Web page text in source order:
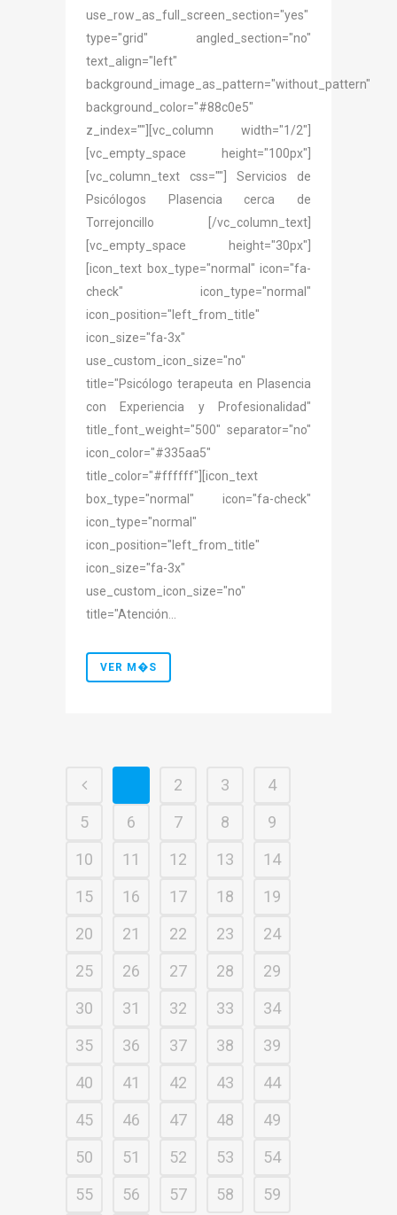
use_row_as_full_screen_section="yes"
type="grid" angled_section="no"
text_align="left"
background_image_as_pattern="without_pattern"
background_color="#88c0e5"
z_index=""][vc_column width="1/2"]
[vc_empty_space height="100px"]
[vc_column_text css=""] Servicios de
Psicólogos Plasencia cerca de
Torrejoncillo [/vc_column_text]
[vc_empty_space height="30px"]
[icon_text box_type="normal" icon="fa-
check" icon_type="normal"
icon_position="left_from_title"
icon_size="fa-3x"
use_custom_icon_size="no"
title="Psicólogo terapeuta en Plasencia
con Experiencia y Profesionalidad"
title_font_weight="500" separator="no"
icon_color="#335aa5"
title_color="#ffffff"][icon_text
box_type="normal" icon="fa-check"
icon_type="normal"
icon_position="left_from_title"
icon_size="fa-3x"
use_custom_icon_size="no"
title="Atención...
VER M�S
2 3
4
5
6 7 8
9
10
11 12 13
14
15
16 17 18
19
20
21 22 23
24
25
26 27 28
29
30
31 32 33
34
35
36 37 38
39
40
41 42 43
44
45
46 47 48
49
50
51 52 53
54
55
56 57 58 59